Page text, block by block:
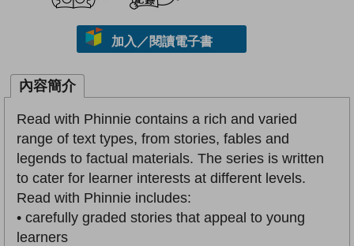
加入／閱讀電子書
內容簡介
Read with Phinnie contains a rich and varied
range of text types, from stories, fables and
legends to factual materials. The series is written
to cater for learner interests at different levels.
Read with Phinnie includes:
• carefully graded stories that appeal to young
learners